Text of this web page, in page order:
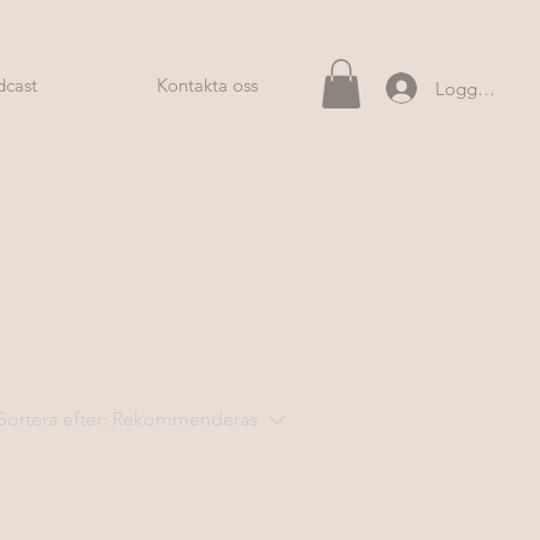
Logga in
efter: Rekommenderas
Kontakta oss